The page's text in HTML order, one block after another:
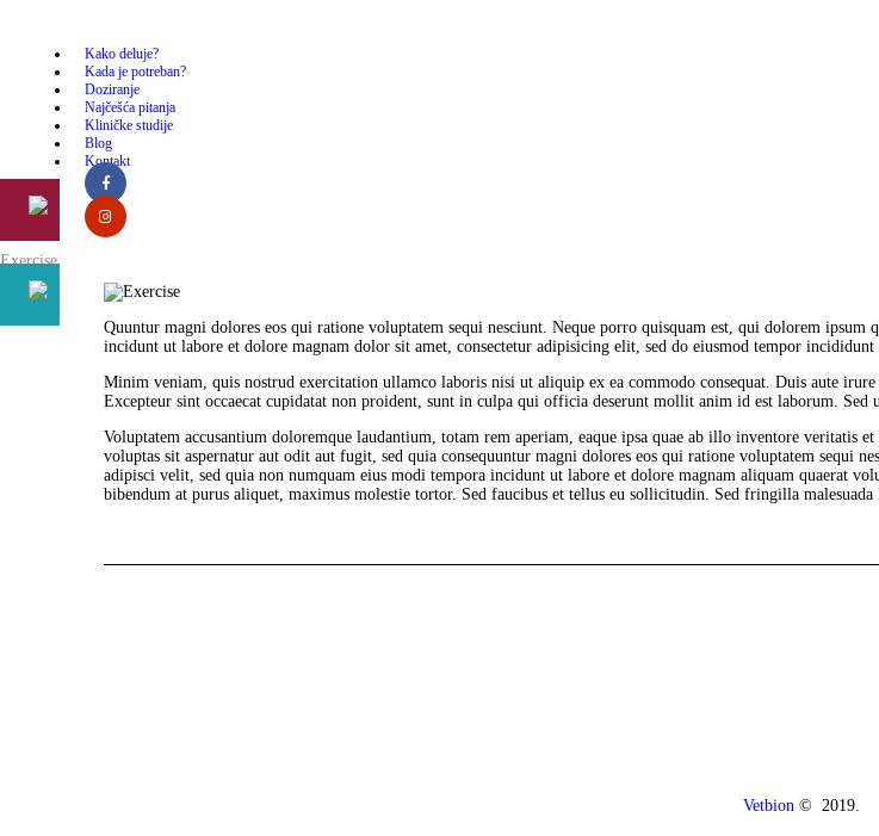
Kako deluje?
Kada je potreban?
Doziranje
Najčešća pitanja
Kliničke studije
Blog
Kontakt
Exercise
Blog
Kontakt
Quuntur magni dolores eos qui ratione voluptatem sequi nesciunt. Neque porro quisquam est, qui dolorem
incidunt ut labore et dolore magnam dolor sit amet, consectetur adipisicing elit, sed do eiusmod tempor incididunt
Minim veniam, quis nostrud exercitation ullamco laboris nisi ut aliquip ex ea commodo consequat. Duis aute
Excepteur sint occaecat cupidatat non proident, sunt in culpa qui officia deserunt mollit anim id est laborum. Sed
Voluptatem accusantium doloremque laudantium, totam rem aperiam, eaque ipsa quae ab illo inventore veritatis
voluptas sit aspernatur aut odit aut fugit, sed quia consequuntur magni dolores eos qui ratione voluptatem sequi
adipisci velit, sed quia non numquam eius modi tempora incidunt ut labore et dolore magnam aliquam quaerat
bibendum at purus aliquet, maximus molestie tortor. Sed faucibus et tellus eu sollicitudin. Sed fringilla malesuada
Vetbion © 2019.